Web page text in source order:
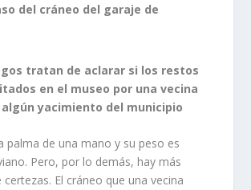
del cráneo del garaje de
tratan de aclarar si los restos
en el museo por una vecina
yacimiento del municipio
palma de una mano y su peso es
Pero, por lo demás, hay más
El cráneo que una vecina